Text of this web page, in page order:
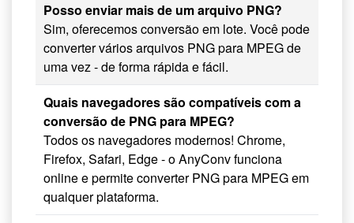
Posso enviar mais de um arquivo PNG?
Sim, oferecemos conversão em lote. Você pode
converter vários arquivos PNG para MPEG de
uma vez - de forma rápida e fácil.
Quais navegadores são compatíveis com a
conversão de PNG para MPEG?
Todos os navegadores modernos! Chrome,
Firefox, Safari, Edge - o AnyConv funciona
online e permite converter PNG para MPEG em
qualquer plataforma.